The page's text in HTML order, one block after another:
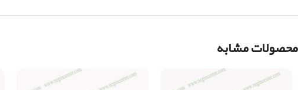
محصولات مشابه